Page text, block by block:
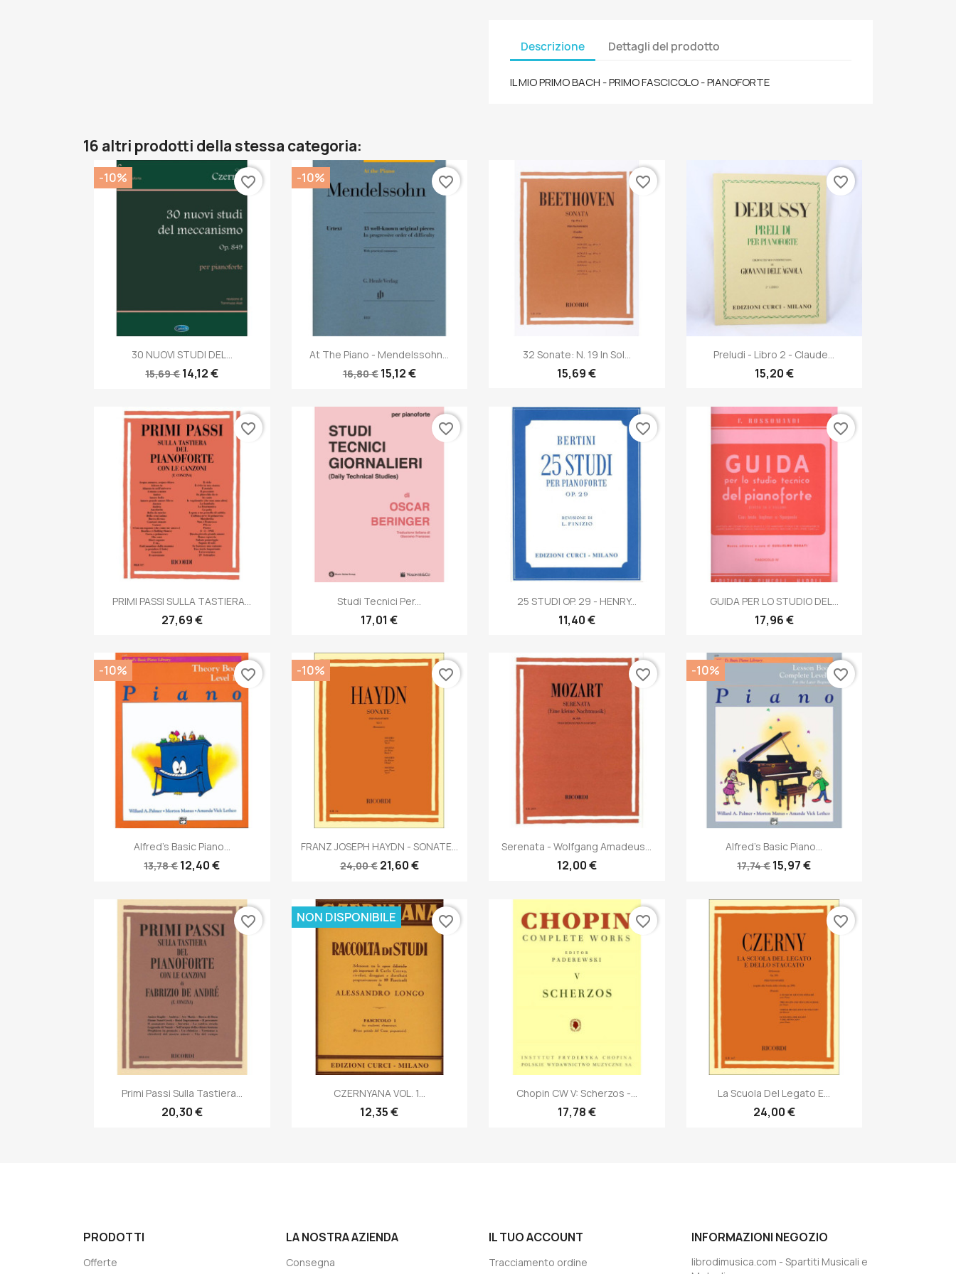
Descrizione Dettagli del prodotto
IL MIO PRIMO BACH - PRIMO FASCICOLO - PIANOFORTE
16 altri prodotti della stessa categoria:
Anteprima
30 NUOVI STUDI DEL...
15,69 €14,12 €
-10% favorite_border
Anteprima
At The Piano - Mendelssohn...
16,80 € 15,12 €
-10% favorite_border
Anteprima
32 Sonate: N. 19 In Sol...
15,69 €
favorite_border
 Anteprima
Preludi - Libro 2 - Claude...
15,20 €
favorite_border
Anteprima
PRIMI PASSI SULLA TASTIERA...
27,69 €
favorite_border
Anteprima
Studi Tecnici Per...
17,01 €
favorite_border
Anteprima
25 STUDI OP. 29 - HENRY...
11,40 €
favorite_border
Anteprima
GUIDA PER LO STUDIO DEL...
17,96 €
favorite_border
Anteprima
Alfred's Basic Piano...
13,78 €12,40 €
-10% favorite_border
Anteprima
FRANZ JOSEPH HAYDN - SONATE...
24,00 € 21,60 €
-10% favorite_border
Anteprima
Serenata - Wolfgang Amadeus...
12,00 €
favorite_border
Anteprima
Alfred's Basic Piano...
17,74 €15,97 €
-10% favorite_border
Anteprima
Primi Passi Sulla Tastiera...
20,30 €
favorite_border
Anteprima
CZERNYANA VOL. 1...
12,35 €
NON DISPONIBILE favorite_border
Anteprima
Chopin CW V: Scherzos -...
17,78 €
favorite_border
Anteprima
La Scuola Del Legato E...
24,00 €
favorite_border
PRODOTTI
Offerte
LA NOSTRA AZIENDA
Consegna
IL TUO ACCOUNT
Tracciamento ordine
INFORMAZIONI NEGOZIO
librodimusica.com - Spartiti Musicali e